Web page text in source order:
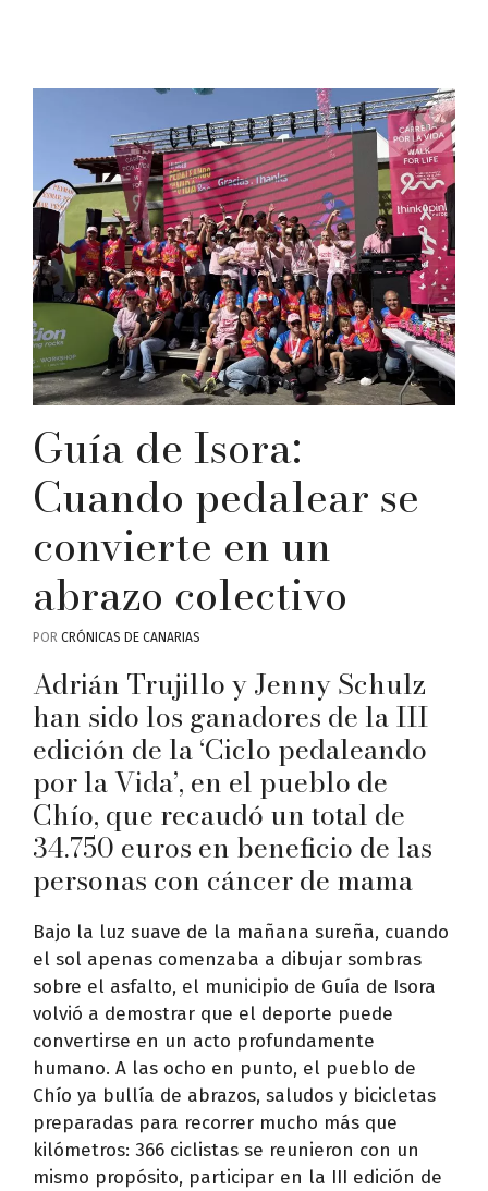
Guía de Isora:
Cuando pedalear se
convierte en un
abrazo colectivo
POR CRÓNICAS DE CANARIAS
Adrián Trujillo y Jenny Schulz
han sido los ganadores de la III
edición de la ‘Ciclo pedaleando
por la Vida’, en el pueblo de
Chío, que recaudó un total de
34.750 euros en beneficio de las
personas con cáncer de mama
Bajo la luz suave de la mañana sureña, cuando
el sol apenas comenzaba a dibujar sombras
sobre el asfalto, el municipio de Guía de Isora
volvió a demostrar que el deporte puede
convertirse en un acto profundamente
humano. A las ocho en punto, el pueblo de
Chío ya bullía de abrazos, saludos y bicicletas
preparadas para recorrer mucho más que
kilómetros: 366 ciclistas se reunieron con un
mismo propósito, participar en la III edición de